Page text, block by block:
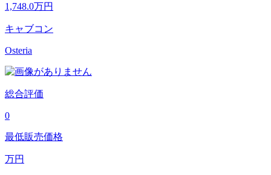
1,748.0万円
キャブコン
Osteria
総合評価
0
最低販売価格
万円